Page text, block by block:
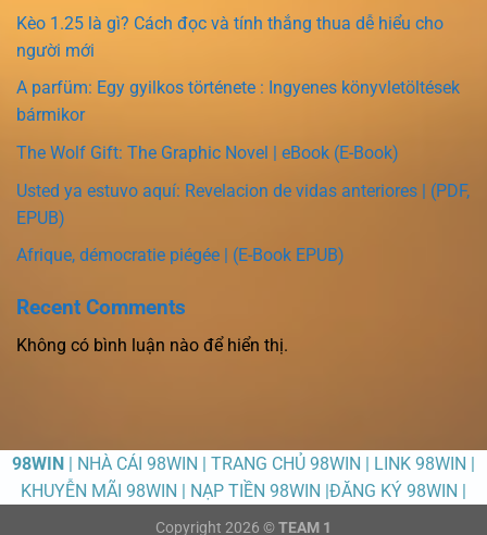
Kèo 1.25 là gì? Cách đọc và tính thắng thua dễ hiểu cho
người mới
A parfüm: Egy gyilkos története : Ingyenes könyvletöltések
bármikor
The Wolf Gift: The Graphic Novel | eBook (E-Book)
Usted ya estuvo aquí: Revelacion de vidas anteriores | (PDF,
EPUB)
Afrique, démocratie piégée | (E-Book EPUB)
Recent Comments
Không có bình luận nào để hiển thị.
98WIN | NHÀ CÁI 98WIN | TRANG CHỦ 98WIN | LINK 98WIN |
KHUYỄN MÃI 98WIN | NẠP TIỀN 98WIN |ĐĂNG KÝ 98WIN |
Copyright 2026 © TEAM 1